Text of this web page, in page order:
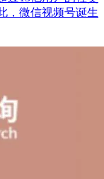
，微信视频号诞生